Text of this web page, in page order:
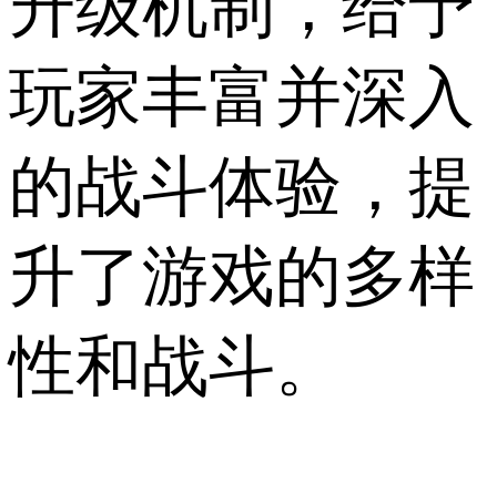
玩家丰富并深入
的战斗体验，提
升了游戏的多样
性和战斗。